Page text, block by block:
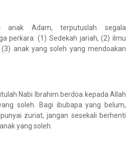
anak Adam, terputuslah segala
perkara: (1) Sedekah jariah, (2) ilmu
anak yang soleh yang mendoakan
Nabi Ibrahim berdoa kepada Allah
soleh. Bagi ibubapa yang belum,
zuriat, jangan sesekali berhenti
yang soleh.